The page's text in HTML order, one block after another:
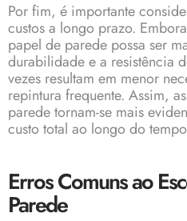
Por fim, é importante
custos a longo prazo.
papel de parede possa ser
durabilidade e a resistência
vezes resultam em menor
repintura frequente. Assim,
parede tornam-se mais
custo total ao longo do
Erros Comuns ao
Parede